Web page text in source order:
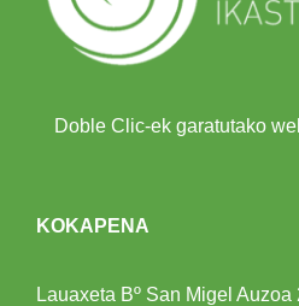
Doble Clic-ek garatutako
KOKAPENA
Lauaxeta Bº San Migel Auzoa